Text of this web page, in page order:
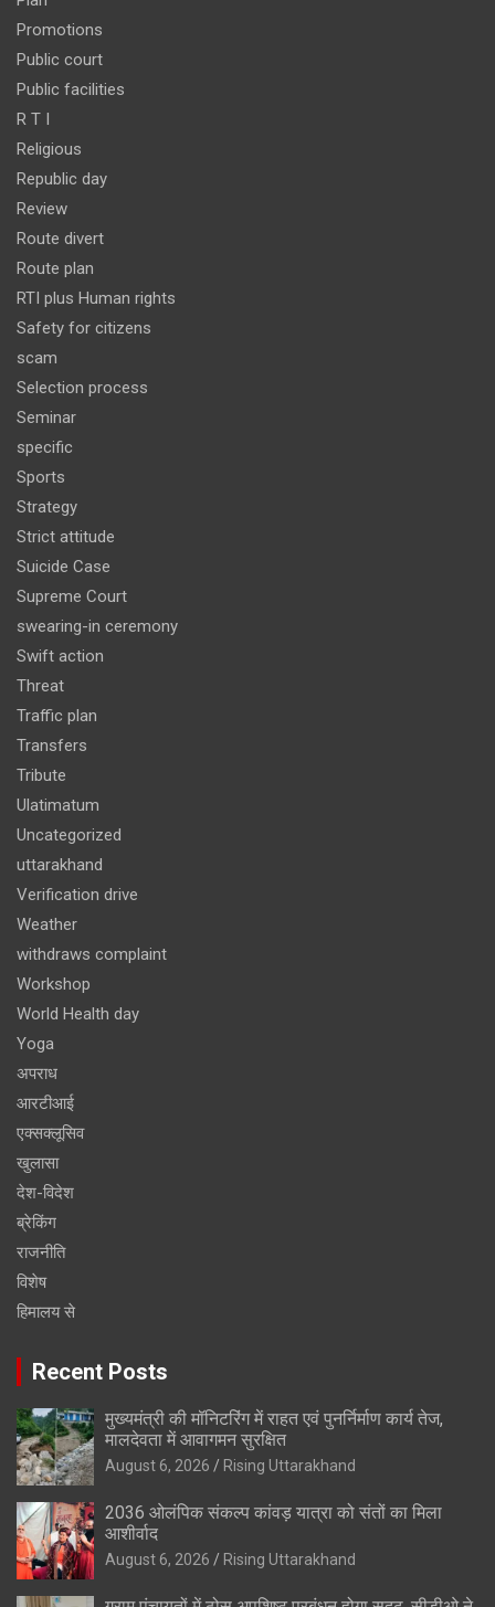
Promotions
Public court
Public facilities
R T I
Religious
Republic day
Review
Route divert
Route plan
RTI plus Human rights
Safety for citizens
scam
Selection process
Seminar
specific
Sports
Strategy
Strict attitude
Suicide Case
Supreme Court
swearing-in ceremony
Swift action
Threat
Traffic plan
Transfers
Tribute
Ulatimatum
Uncategorized
uttarakhand
Verification drive
Weather
withdraws complaint
Workshop
World Health day
Yoga
अपराध
आरटीआई
एक्सक्लूसिव
खुलासा
देश-विदेश
ब्रेकिंग
राजनीति
विशेष
हिमालय से
Recent Posts
मुख्यमंत्री की मॉनिटरिंग में राहत एवं पुनर्निर्माण कार्य तेज,
मालदेवता में आवागमन सुरक्षित
August 6, 2026 Rising Uttarakhand
2036 ओलंपिक संकल्प कांवड़ यात्रा को संतों का मिला
आशीर्वाद
August 6, 2026 Rising Uttarakhand